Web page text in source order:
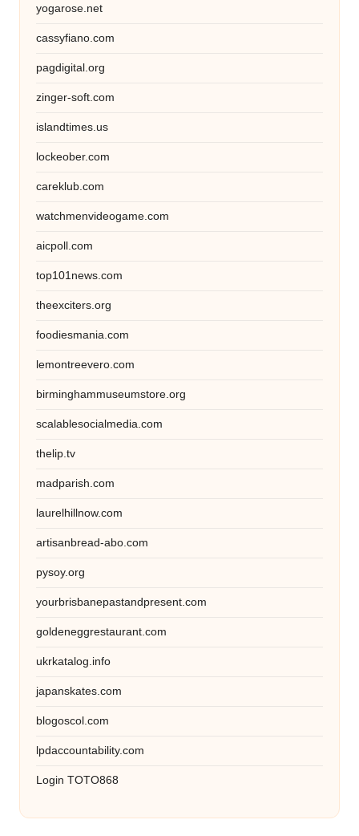
yogarose.net
cassyfiano.com
pagdigital.org
zinger-soft.com
islandtimes.us
lockeober.com
careklub.com
watchmenvideogame.com
aicpoll.com
top101news.com
theexciters.org
foodiesmania.com
lemontreevero.com
birminghammuseumstore.org
scalablesocialmedia.com
thelip.tv
madparish.com
laurelhillnow.com
artisanbread-abo.com
pysoy.org
yourbrisbanepastandpresent.com
goldeneggrestaurant.com
ukrkatalog.info
japanskates.com
blogoscol.com
lpdaccountability.com
Login TOTO868